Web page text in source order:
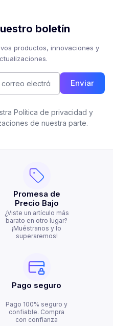
boletín
productos, innovaciones y
Enviar
Política de privacidad y
de nuestra parte.
Promesa de
Precio Bajo
¿Viste un artículo más
barato en otro lugar?
¡Muéstranos y lo
superaremos!
Pago seguro
Pago 100% seguro y
confiable. Compra
con confianza